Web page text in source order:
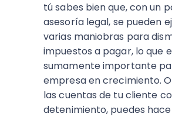
tú sabes bien que, con un
asesoría legal, se pueden
varias maniobras para
impuestos a pagar, lo que
sumamente importante
empresa en crecimiento.
las cuentas de tu cliente
detenimiento, puedes